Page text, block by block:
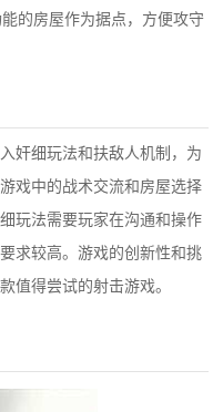
的房屋作为据点，方便攻守
奸细玩法和扶敌人机制，为
戏中的战术交流和房屋选择
玩法需要玩家在沟通和操作
求较高。游戏的创新性和挑
值得尝试的射击游戏。